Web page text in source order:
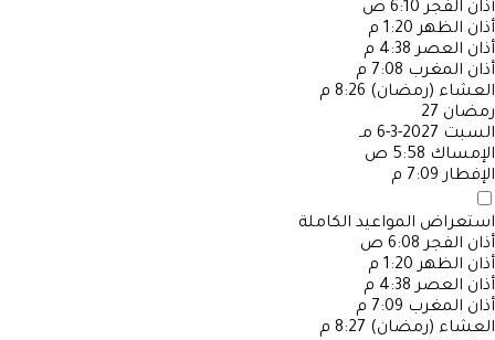
أذان الفجر 6:10 ص
أذان الظهر 1:20 م
أذان العصر 4:38 م
أذان المغرب 7:08 م
العشاء (رمضان) 8:26 م
رمضان 27
السبت 2027-3-6 مـ
الإمساك 5:58 ص
الإفطار 7:09 م
استعراض المواعيد الكاملة
أذان الفجر 6:08 ص
أذان الظهر 1:20 م
أذان العصر 4:38 م
أذان المغرب 7:09 م
العشاء (رمضان) 8:27 م